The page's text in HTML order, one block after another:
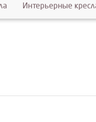
Интерьерные